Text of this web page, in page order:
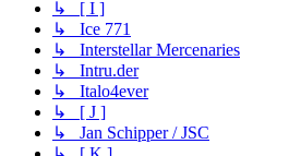
↳ [ I ]
↳ Ice 771
↳ Interstellar Mercenaries
↳ Intru.der
↳ Italo4ever
↳ [ J ]
↳ Jan Schipper / JSC